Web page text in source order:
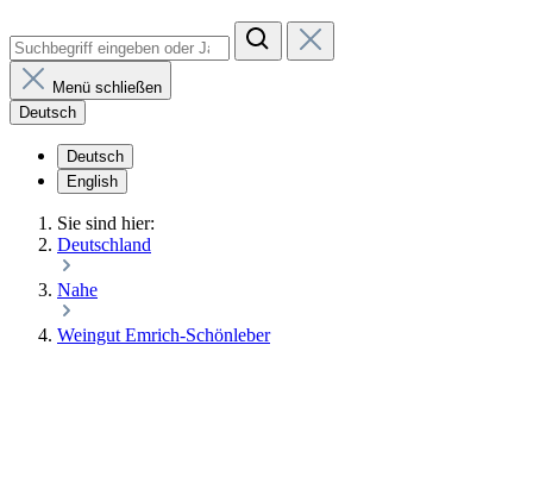
Menü schließen
Deutsch
Deutsch
English
Sie sind hier:
Deutschland
Nahe
Weingut Emrich-Schönleber